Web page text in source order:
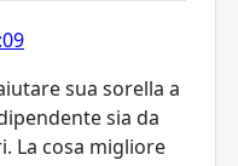
sua sorella a
sia da
La cosa migliore